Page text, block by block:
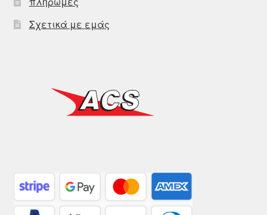
Σχετικά με εμάς